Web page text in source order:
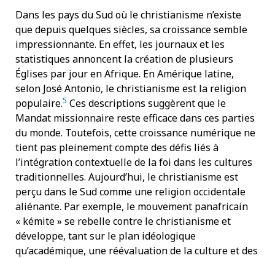
Dans les pays du Sud où le christianisme n’existe
que depuis quelques siècles, sa croissance semble
impressionnante. En effet, les journaux et les
statistiques annoncent la création de plusieurs
Églises par jour en Afrique. En Amérique latine,
selon José Antonio, le christianisme est la religion
populaire.5 Ces descriptions suggèrent que le
Mandat missionnaire reste efficace dans ces parties
du monde. Toutefois, cette croissance numérique ne
tient pas pleinement compte des défis liés à
l’intégration contextuelle de la foi dans les cultures
traditionnelles. Aujourd’hui, le christianisme est
perçu dans le Sud comme une religion occidentale
aliénante. Par exemple, le mouvement panafricain
« kémite » se rebelle contre le christianisme et
développe, tant sur le plan idéologique
qu’académique, une réévaluation de la culture et des